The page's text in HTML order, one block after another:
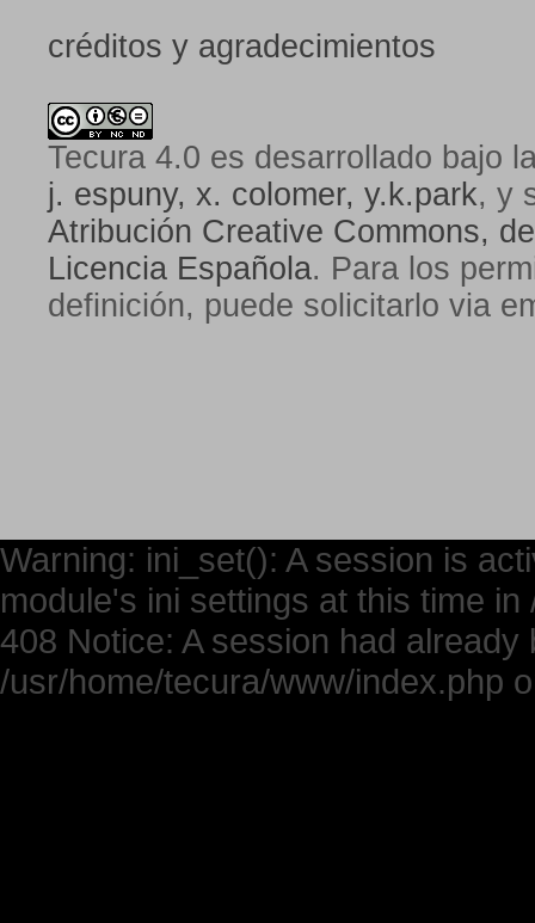
créditos y agradecimientos
Tecura 4.0 es desarrollado bajo
j. espuny, x. colomer, y.k.park, y
Atribución Creative Commons,
Licencia Española. Para los
definición, puede solicitarlo via
Warning: ini_set(): A session is
module's ini settings at this time
408 Notice: A session had
/usr/home/tecura/www/index.php